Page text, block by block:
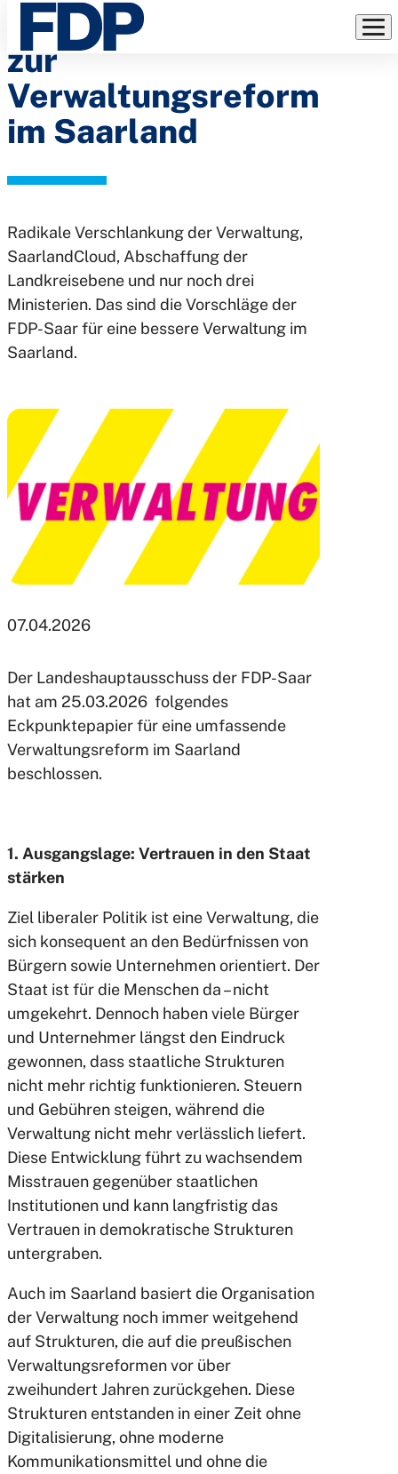
Direkt
Inhalt
Beschluss der FDP
zur
Verwaltungsreform
im Saarland
Radikale Verschlankung der Verwaltung,
SaarlandCloud, Abschaffung der
Landkreisebene und nur noch drei
Ministerien. Das sind die Vorschläge der
FDP-Saar für eine bessere Verwaltung im
Saarland.
07.04.2026
Der Landeshauptausschuss der FDP-Saar
hat am 25.03.2026 folgendes
Eckpunktepapier für eine umfassende
Verwaltungsreform im Saarland
beschlossen.
1. Ausgangslage: Vertrauen in den Staat
stärken
Ziel liberaler Politik ist eine Verwaltung, die
sich konsequent an den Bedürfnissen von
Bürgern sowie Unternehmen orientiert. Der
Staat ist für die Menschen da – nicht
umgekehrt. Dennoch haben viele Bürger
und Unternehmer längst den Eindruck
gewonnen, dass staatliche Strukturen
nicht mehr richtig funktionieren. Steuern
und Gebühren steigen, während die
Verwaltung nicht mehr verlässlich liefert.
Diese Entwicklung führt zu wachsendem
Misstrauen gegenüber staatlichen
Institutionen und kann langfristig das
Vertrauen in demokratische Strukturen
untergraben.
Auch im Saarland basiert die Organisation
der Verwaltung noch immer weitgehend
auf Strukturen, die auf die preußischen
Verwaltungsreformen vor über
zweihundert Jahren zurückgehen. Diese
Strukturen entstanden in einer Zeit ohne
Digitalisierung, ohne moderne
Kommunikationsmittel und ohne die